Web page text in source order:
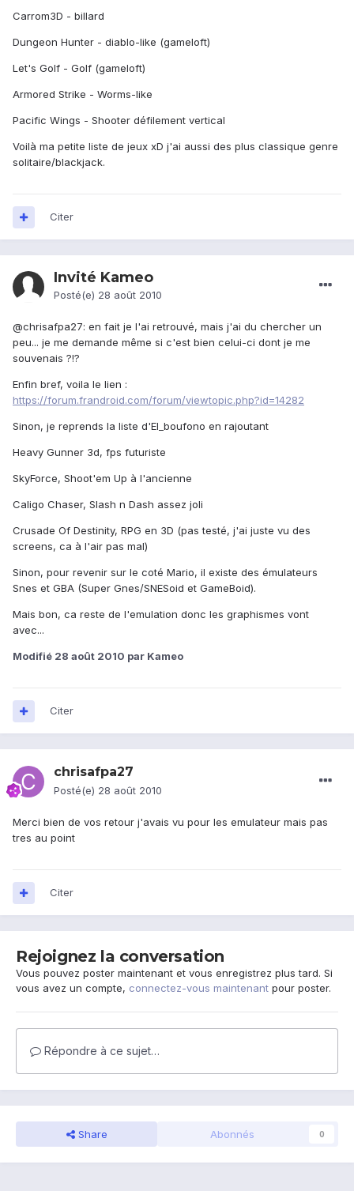
Carrom3D - billard
Dungeon Hunter - diablo-like (gameloft)
Let's Golf - Golf (gameloft)
Armored Strike - Worms-like
Pacific Wings - Shooter défilement vertical
Voilà ma petite liste de jeux xD j'ai aussi des plus classique genre
solitaire/blackjack.
Citer
Invité Kameo
Posté(e) 28 août 2010
@chrisafpa27: en fait je l'ai retrouvé, mais j'ai du chercher un
peu... je me demande même si c'est bien celui-ci dont je me
souvenais ?!?
Enfin bref, voila le lien :
https://forum.frandroid.com/forum/viewtopic.php?id=14282
Sinon, je reprends la liste d'El_boufono en rajoutant
Heavy Gunner 3d, fps futuriste
SkyForce, Shoot'em Up à l'ancienne
Caligo Chaser, Slash n Dash assez joli
Crusade Of Destinity, RPG en 3D (pas testé, j'ai juste vu des
screens, ca à l'air pas mal)
Sinon, pour revenir sur le coté Mario, il existe des émulateurs
Snes et GBA (Super Gnes/SNESoid et GameBoid).
Mais bon, ca reste de l'emulation donc les graphismes vont
avec...
Modifié 28 août 2010 par Kameo
Citer
chrisafpa27
Posté(e) 28 août 2010
Merci bien de vos retour j'avais vu pour les emulateur mais pas
tres au point
Citer
Rejoignez la conversation
Vous pouvez poster maintenant et vous enregistrez plus tard. Si
vous avez un compte, connectez-vous maintenant pour poster.
Répondre à ce sujet…
Share Abonnés 0